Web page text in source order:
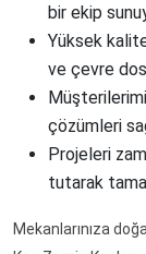
bir ekip
Yüksek
ve çevre
çözümleri
Projeleri
tutarak
Mekanlarınıza